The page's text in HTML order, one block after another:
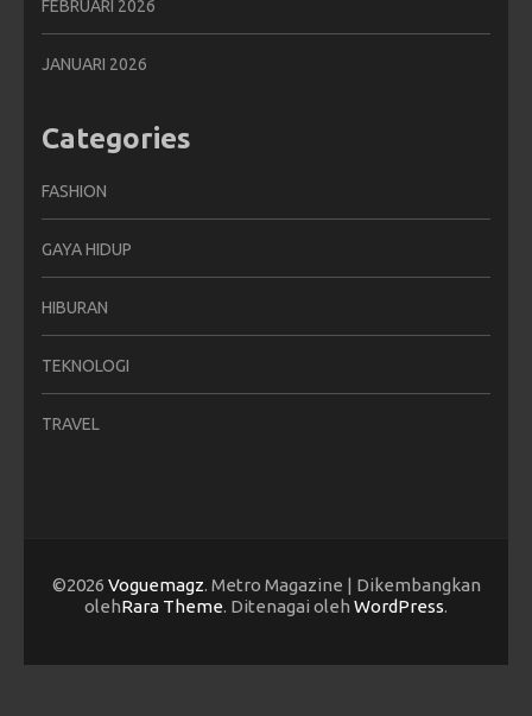
FEBRUARI 2026
JANUARI 2026
Categories
FASHION
GAYA HIDUP
HIBURAN
TEKNOLOGI
TRAVEL
©2026 Voguemagz. Metro Magazine | Dikembangkan
olehRara Theme. Ditenagai oleh WordPress.